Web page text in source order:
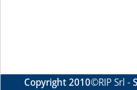
Copyright 2010©RIP Srl -